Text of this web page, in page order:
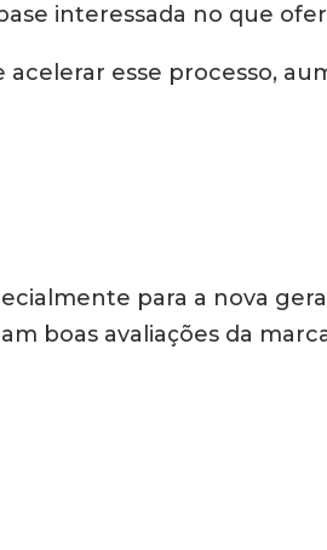
interessada no que
esse processo,
para a nova
boas avaliações da